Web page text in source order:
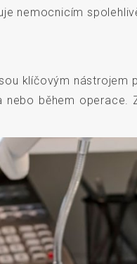
nemocnicím
klíčovým nástrojem
nebo během